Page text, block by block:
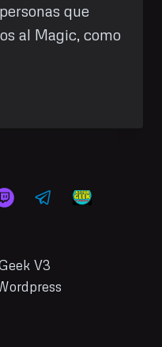
que
al Magic, como
V3